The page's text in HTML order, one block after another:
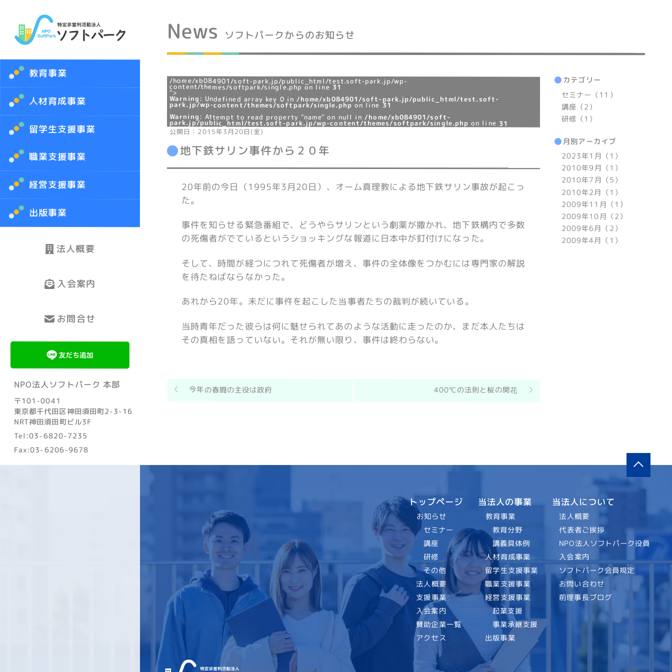
教育事業
人材育成事業
留学生支援事業
職業支援事業
経営支援事業
出版事業
法人概要
入会案内
お問合せ
NPO法人ソフトパーク 本部
〒101-0041
東京都千代田区神田須田町2-3-16
NRT神田須田町ビル3F
Tel:03-6820-7235
Fax:03-6206-9678
News ソフトパークからのお知らせ
/home/xb084901/soft-park.jp/public_html/test.soft-park.jp/wp-
content/themes/softpark/single.php on line31
">
Warning : Undefined array key 0 in /home/xb084901/soft-park.jp/public_html/test.soft-
park.jp/wp-content/themes/softpark/single.php on line 31
Warning : Attempt to read property "name" on null in/home/xb084901/soft-
park.jp/public_html/test.soft-park.jp/wp-content/themes/softpark/single.php on line 31
公開日：2015年3月20日(金)
地下鉄サリン事件から２０年
20年前の今日（1995年3月20日）、オーム真理教による地下鉄サリン事故が起こっ
た。
事件を知らせる緊急番組で、どうやらサリンという劇薬が撒かれ、地下鉄構内で多数
の死傷者がでているというショッキングな報道に日本中が釘付けになった。
そして、時間が経つにつれて死傷者が増え、事件の全体像をつかむには専門家の解説
を待たねばならなかった。
あれから20年。未だに事件を起こした当事者たちの裁判が続いている。
当時青年だった彼らは何に魅せられてあのような活動に走ったのか、まだ本人たちは
その真相を語っていない。それが無い限り、事件は終わらない。
今年の春闘の主役は政府 400℃の法則と桜の開花
カテゴリー
セミナー（11）
講座（2）
研修（1）
月別アーカイブ
2023年1月（1）
2010年9月（1）
2010年7月（5）
2010年2月（1）
2009年11月（1）
2009年10月（2）
2009年6月（2）
2009年4月（1）
トップページ
お知らせ
セミナー
講座
研修
その他
法人概要
支援事業
入会案内
賛助企業一覧
アクセス
当法人の事業
教育事業
教育分野
講義具体例
人材育成事業
留学生支援事業
職業支援事業
経営支援事業
起業支援
事業承継支援
出版事業
当法人について
法人概要
代表者ご挨拶
NPO法人ソフトパーク役員
入会案内
ソフトパーク会員規定
お問い合わせ
前理事長ブログ